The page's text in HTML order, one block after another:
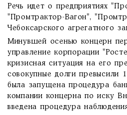
Речь идет о предприятиях
"Промтрактор-Вагон",
Чебоксарского агрегатного
Минувшей осенью концерн
управление корпорации
кризисная ситуация на его
совокупные долги превысили
была запущена процедура
компании концерна по иску
введена процедура